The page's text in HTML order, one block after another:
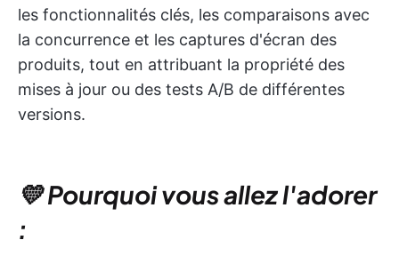
les fonctionnalités clés, les comparaisons avec
la concurrence et les captures d'écran des
produits, tout en attribuant la propriété des
mises à jour ou des tests A/B de différentes
versions.
💛 Pourquoi vous allez l'adorer
: